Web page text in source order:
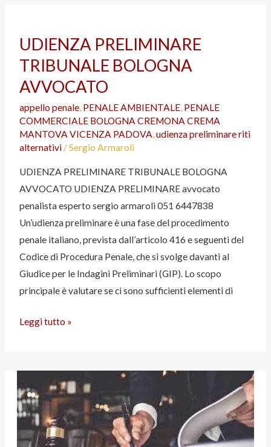
UDIENZA PRELIMINARE
TRIBUNALE BOLOGNA
AVVOCATO
appello penale, PENALE AMBIENTALE, PENALE
COMMERCIALE BOLOGNA CREMONA CREMA
MANTOVA VICENZA PADOVA,udienza preliminare riti
alternativi/Sergio Armaroli
UDIENZA PRELIMINARE TRIBUNALE BOLOGNA
AVVOCATO UDIENZA PRELIMINARE avvocato
penalista esperto sergio armaroli 051 6447838
Un’udienza preliminare è una fase del procedimento
penale italiano, prevista dall’articolo 416 e seguenti del
Codice di Procedura Penale, che si svolge davanti al
Giudice per le Indagini Preliminari (GIP). Lo scopo
principale è valutare se ci sono sufficienti elementi di
PRELIMINARE
TRIBUNALE
BOLOGNA
AVVOCATO
Leggi tutto »